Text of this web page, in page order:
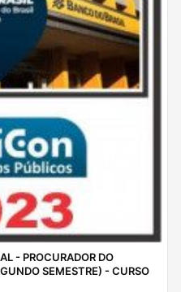
- PROCURADOR DO
SEMESTRE) - CURSO